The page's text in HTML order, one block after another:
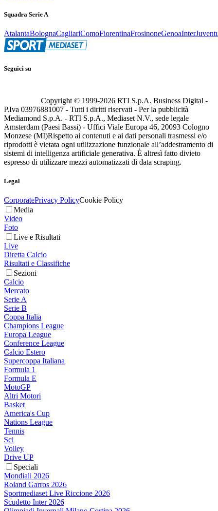
Squadra Serie A
AtalantaBolognaCagliariComoFiorentinaFrosinoneGenoaInter
Seguici su
Copyright © 1999-2026 RTI S.p.A. Business Digital -
P.Iva 03976881007 - Tutti i diritti riservati - Per la pubblicità
Mediamond S.p.A. - RTI S.p.A., Mediaset N.V., sede legale
Amsterdam (Paesi Bassi) - Uffici Viale Europa 46, 20093 Cologno
Monzese (MI)Rispetto ai contenuti e ai dati personali trasmessi e/o
riprodotti è vietata ogni utilizzazione funzionale all’addestramento di
sistemi di intelligenza artificiale generativa. È altresì fatto divieto
espresso di utilizzare mezzi automatizzati di data scraping.
Legal
CorporatePrivacy PolicyCookie Policy
Media
Video
Foto
Live e Risultati
Live
Diretta Calcio
Risultati e Classifiche
Sezioni
Calcio
Mercato
Serie A
Serie B
Coppa Italia
Champions League
Europa League
Conference League
Calcio Estero
Supercoppa Italiana
Formula 1
Formula E
MotoGP
Altri Motori
Basket
America's Cup
Nations League
Tennis
Sci
Volley
Drive UP
Speciali
Mondiali 2026
Roland Garros 2026
Sportmediaset Live Riccione 2026
Scudetto Inter 2026